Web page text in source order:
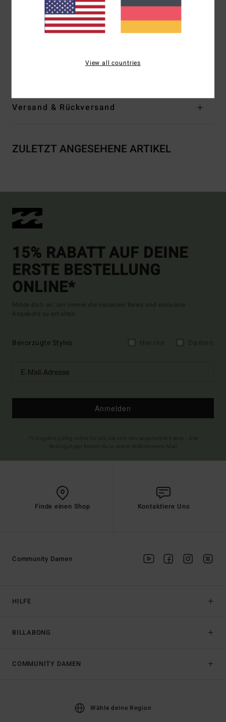
Bedeckung:Super knapp geschnitten
taille:Hoher Bund
Gesticktes Logo
(Polyamid), 22% Elastan
Versand & Rückversand
ZULETZT ANGESEHENE ARTIKEL
15% RABATT AUF DEINE
ERSTE BESTELLUNG
ONLINE*
Melde dich an, um immer die neuesten News und exklusive
Angebote zu erhalten.
Bevorzugte Styles
Anmelden
Finde einen Shop Kontaktiere Uns
HILFE
BILLABONG
Community Damen
COMMUNITY DAMEN
Wähle deine Region
View all countries